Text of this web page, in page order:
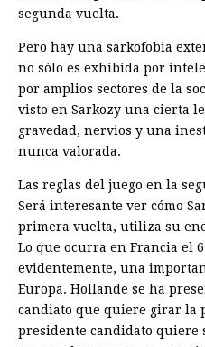
segunda vuelta.
Pero hay una sarkofobia
no sólo es exhibida por
por amplios sectores de la
visto en Sarkozy una cierta
gravedad, nervios y una
nunca valorada.
Las reglas del juego en la
Será interesante ver cómo
primera vuelta, utiliza su
Lo que ocurra en Francia el
evidentemente, una
Europa. Hollande se ha
candiato que quiere girar la
presidente candidato quiere